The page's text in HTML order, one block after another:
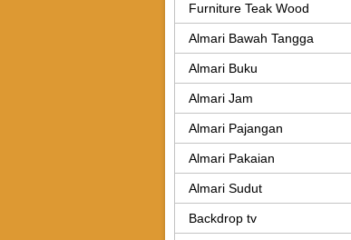
Furniture Teak Wood
Almari Bawah Tangga
Almari Buku
Almari Jam
Almari Pajangan
Almari Pakaian
Almari Sudut
Backdrop tv